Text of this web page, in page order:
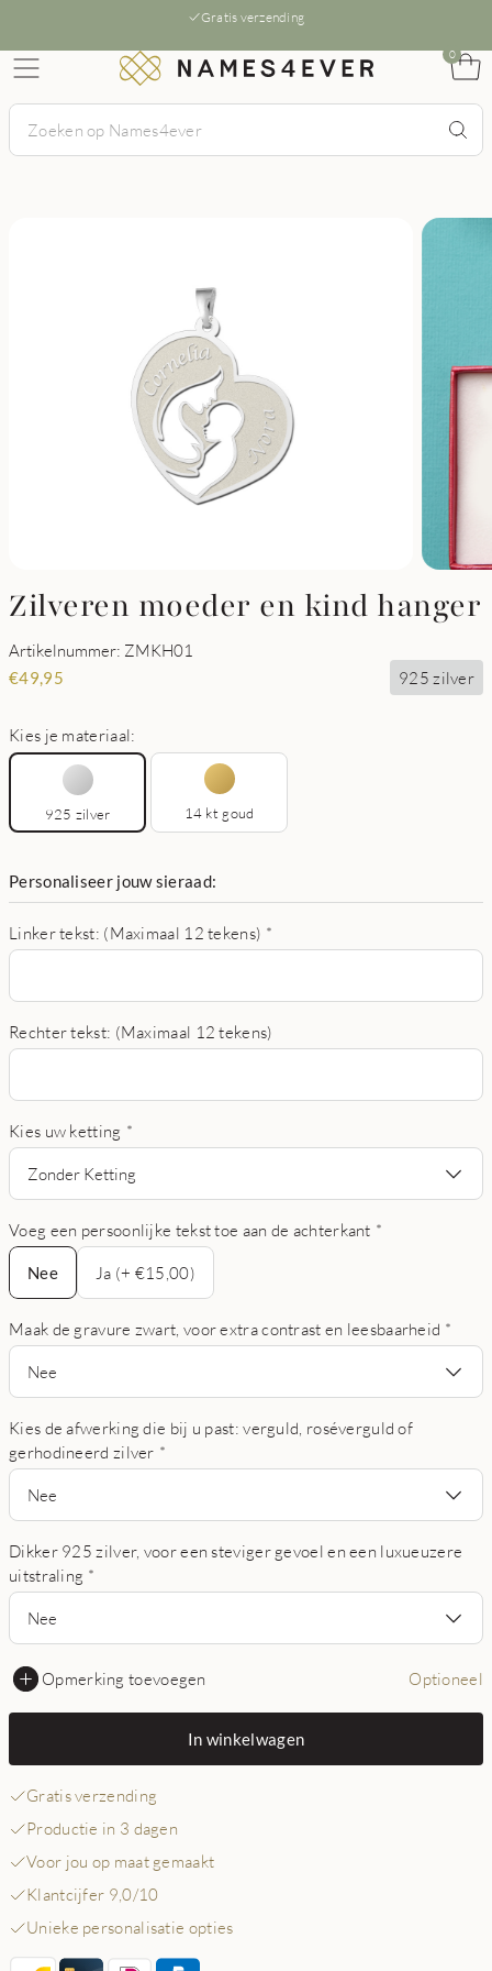
Gratis verzending
0
Zilveren moeder en kind hanger
Artikelnummer: ZMKH01
€49,95 925 zilver
Kies je materiaal:
925 zilver 14 kt goud
Personaliseer jouw sieraad:
Linker tekst: (Maximaal 12 tekens) *
Rechter tekst: (Maximaal 12 tekens)
Kies uw ketting *
Zonder Ketting
Voeg een persoonlijke tekst toe aan de achterkant *
Nee
Nee
Ja (+ €15,00)
Maak de gravure zwart, voor extra contrast en leesbaarheid *
Nee
Kies de afwerking die bij u past: verguld, roséverguld of
gerhodineerd zilver *
Nee
Dikker 925 zilver, voor een steviger gevoel en een luxueuzere
uitstraling *
Nee
Opmerking toevoegen Optioneel
In winkelwagen
Gratis verzending
Productie in 3 dagen
Voor jou op maat gemaakt
Klantcijfer 9,0/10
Unieke personalisatie opties